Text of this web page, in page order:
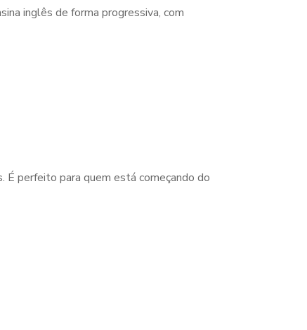
inglês de forma progressiva, com
É perfeito para quem está começando do